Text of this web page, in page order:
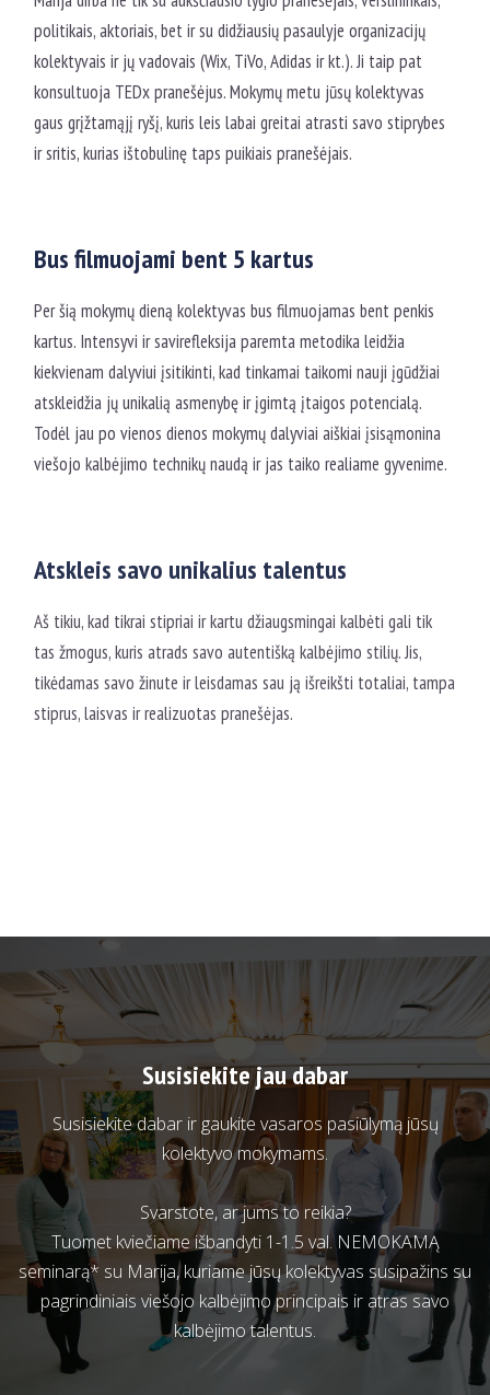
politikais, aktoriais, bet ir su didžiausių pasaulyje organizacijų
kolektyvais ir jų vadovais (Wix, TiVo, Adidas ir kt.). Ji taip pat
konsultuoja TEDx pranešėjus. Mokymų metu jūsų kolektyvas
gaus grįžtamąjį ryšį, kuris leis labai greitai atrasti savo stiprybes
ir sritis, kurias ištobulinę taps puikiais pranešėjais.
Bus filmuojami bent 5 kartus
Per šią mokymų dieną kolektyvas bus filmuojamas bent penkis
kartus. Intensyvi ir savirefleksija paremta metodika leidžia
kiekvienam dalyviui įsitikinti, kad tinkamai taikomi nauji įgūdžiai
atskleidžia jų unikalią asmenybę ir įgimtą įtaigos potencialą.
Todėl jau po vienos dienos mokymų dalyviai aiškiai įsisąmonina
viešojo kalbėjimo technikų naudą ir jas taiko realiame gyvenime.
Atskleis savo unikalius talentus
Aš tikiu, kad tikrai stipriai ir kartu džiaugsmingai kalbėti gali tik
tas žmogus, kuris atrads savo autentišką kalbėjimo stilių. Jis,
tikėdamas savo žinute ir leisdamas sau ją išreikšti totaliai, tampa
stiprus, laisvas ir realizuotas pranešėjas.
Susisiekite jau dabar
Susisiekite dabar ir gaukite vasaros pasiūlymą jūsų
kolektyvo mokymams.
Svarstote, ar jums to reikia?
Tuomet kviečiame išbandyti 1-1.5 val. NEMOKAMĄ
seminarą* su Marija, kuriame jūsų kolektyvas susipažins su
pagrindiniais viešojo kalbėjimo principais ir atras savo
kalbėjimo talentus.